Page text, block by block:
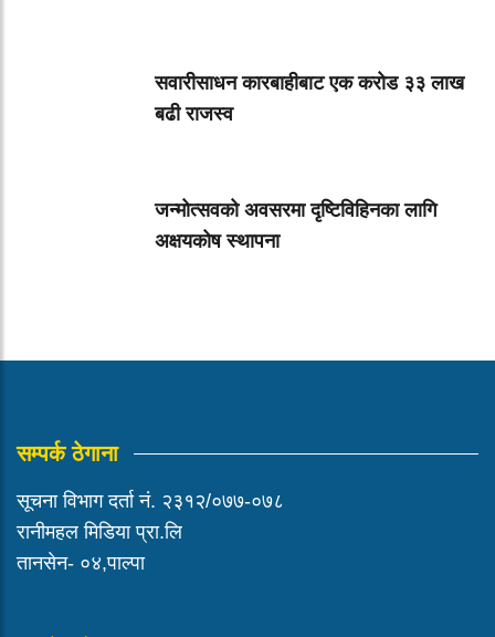
सवारीसाधन कारबाहीबाट एक करोड ३३ लाख
बढी राजस्व
जन्मोत्सवको अवसरमा दृष्टिविहिनका लागि
अक्षयकोष स्थापना
सम्पर्क ठेगाना
सूचना विभाग दर्ता नं. २३१२/०७७-०७८
रानीमहल मिडिया प्रा.लि
तानसेन- ०४,पाल्पा